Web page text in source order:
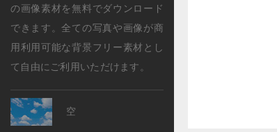
の画像素材を無料でダウンロード
できます。全ての写真や画像が商
用利用可能な背景フリー素材とし
て自由にご利用いただけます。
空